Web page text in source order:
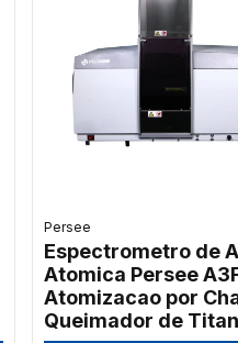
Persee
Espectrometro de
Atomica Persee
Atomizacao por
Queimador de